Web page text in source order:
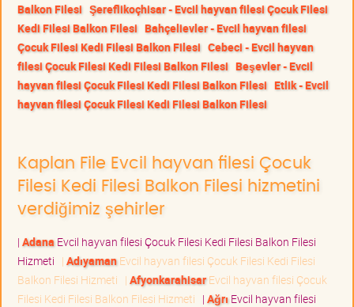
Balkon Filesi Şereflikoçhisar - Evcil hayvan filesi Çocuk Filesi
Kedi Filesi Balkon Filesi Bahçelievler - Evcil hayvan filesi
Çocuk Filesi Kedi Filesi Balkon Filesi Cebeci - Evcil hayvan
filesi Çocuk Filesi Kedi Filesi Balkon Filesi Beşevler - Evcil
hayvan filesi Çocuk Filesi Kedi Filesi Balkon Filesi Etlik - Evcil
hayvan filesi Çocuk Filesi Kedi Filesi Balkon Filesi
Kaplan File Evcil hayvan filesi Çocuk
Filesi Kedi Filesi Balkon Filesi hizmetini
verdiğimiz şehirler
| Adana Evcil hayvan filesi Çocuk Filesi Kedi Filesi Balkon Filesi
Hizmeti | AdıyamanEvcil hayvan filesi Çocuk Filesi Kedi Filesi
Balkon Filesi Hizmeti | AfyonkarahisarEvcil hayvan filesi Çocuk
Filesi Kedi Filesi Balkon Filesi Hizmeti | Ağrı Evcil hayvan filesi